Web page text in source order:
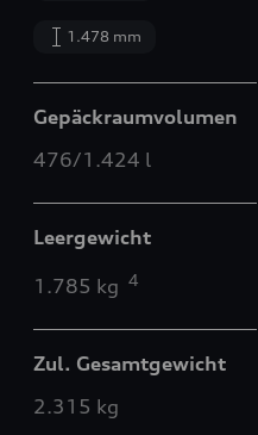
1.478 mm
Gepäckraumvolumen
476/1.424 l
Leergewicht
1.785 kg 4
Zul. Gesamtgewicht
2.315 kg